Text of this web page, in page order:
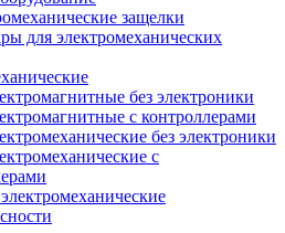
защелки
для электромеханических
без электроники
с контроллерами
без электроники
с